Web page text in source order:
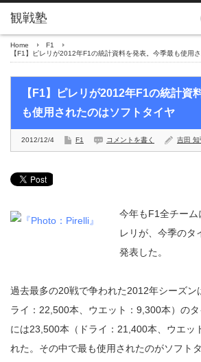
Home
F1
【F1】ピレリが2012年F1の統計資料を発表。今季最も使用
【F1】ピレリが2012年F1の統計資
も使用されたのはソフトタイヤ
2012/12/4 F1 コメントを書く 吉田 知
今年もF1全チー
レリが、今季のタ
発表した。
過去最多の20戦で争われた2012年シーズン
ライ：22,500本、ウエット：9,300本）の
には23,500本（ドライ：21,400本、ウエッ
れた。その中で最も使用されたのがソフト